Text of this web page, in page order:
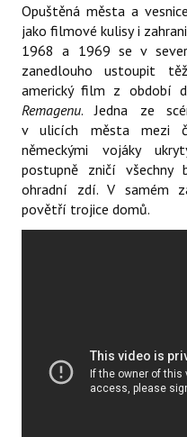
Opuštěná města a
jako filmové kulisy i
1968 a 1969 se v
zanedlouho ustoupit
americký film z období
Remagenu. Jedna ze
v ulicích města mezi
německými vojáky
postupně zničí
ohradní zdí. V samém
povětří trojice domů.